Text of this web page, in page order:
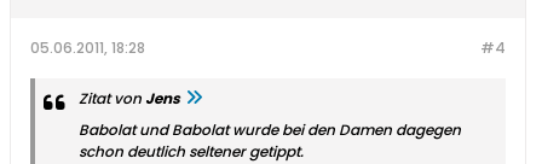
#4
05.06.2011, 18:28
Zitat von Jens
Babolat und Babolat wurde bei den Damen dagegen
schon deutlich seltener getippt.